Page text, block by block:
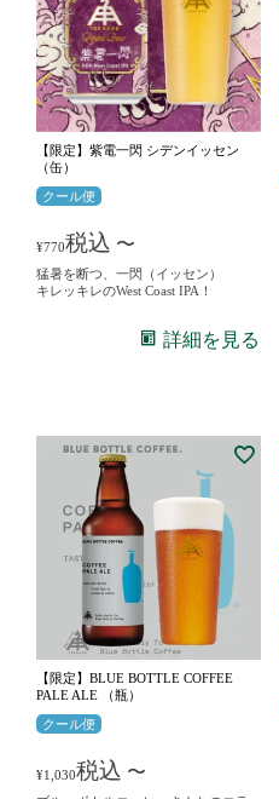
【限定】紫電一閃 シデンイッセン
（缶）
クール便
¥770税込 〜
猛暑を断つ、一閃（イッセン）
キレッキレのWest Coast IPA！
詳細を見る
【限定】BLUE BOTTLE COFFEE
PALE ALE （瓶）
クール便
¥1,030税込 〜